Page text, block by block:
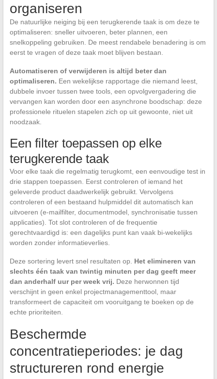
organiseren
De natuurlijke neiging bij een terugkerende taak is om deze te
optimaliseren: sneller uitvoeren, beter plannen, een
snelkoppeling gebruiken. De meest rendabele benadering is om
eerst te vragen of deze taak moet blijven bestaan.
Automatiseren of verwijderen is altijd beter dan
optimaliseren. Een wekelijkse rapportage die niemand leest,
dubbele invoer tussen twee tools, een opvolgvergadering die
vervangen kan worden door een asynchrone boodschap: deze
professionele rituelen stapelen zich op uit gewoonte, niet uit
noodzaak.
Een filter toepassen op elke
terugkerende taak
Voor elke taak die regelmatig terugkomt, een eenvoudige test in
drie stappen toepassen. Eerst controleren of iemand het
geleverde product daadwerkelijk gebruikt. Vervolgens
controleren of een bestaand hulpmiddel dit automatisch kan
uitvoeren (e-mailfilter, documentmodel, synchronisatie tussen
applicaties). Tot slot controleren of de frequentie
gerechtvaardigd is: een dagelijks punt kan vaak bi-wekelijks
worden zonder informatieverlies.
Deze sortering levert snel resultaten op. Het elimineren van
slechts één taak van twintig minuten per dag geeft meer
dan anderhalf uur per week vrij. Deze herwonnen tijd
verschijnt in geen enkel projectmanagementtool, maar
transformeert de capaciteit om vooruitgang te boeken op de
echte prioriteiten.
Beschermde
concentratieperiodes: je dag
structureren rond energie